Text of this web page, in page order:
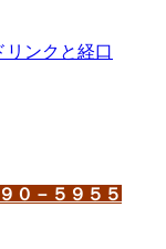
リンクと経口
０－５９５５